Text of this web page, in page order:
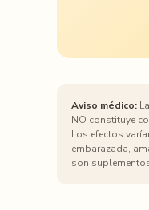
Aviso médico:
NO constituye
Los efectos
embarazada,
son